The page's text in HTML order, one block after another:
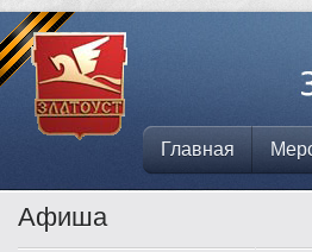
Главная
Афиша